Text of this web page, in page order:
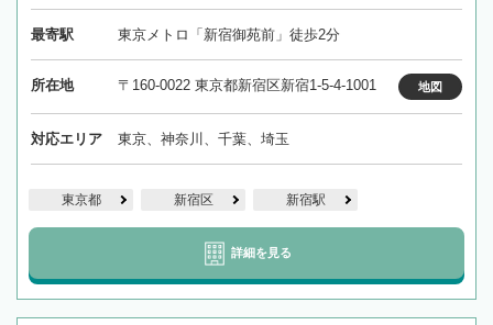
最寄駅 東京メトロ「新宿御苑前」徒歩2分
所在地 〒160-0022 東京都新宿区新宿1-5-4-1001 地図
対応エリア 東京、神奈川、千葉、埼玉
東京都 新宿区 新宿駅
詳細を見る